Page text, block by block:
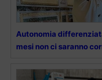
Autonomia
mesi non ci saranno